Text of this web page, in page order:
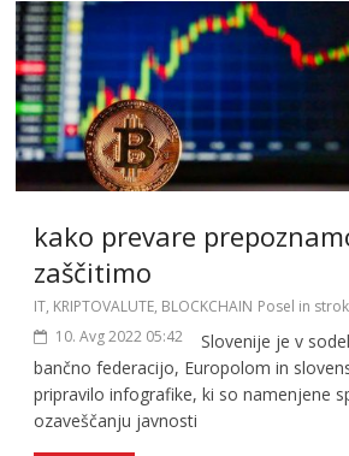
kako prevare
zaščitimo
IT, KRIPTOVALUTE, BLOCKCHAIN Posel in
10. Avg 2022 05:42
Slovenije je v
bančno federacijo, Europolom in
pripravilo infografike, ki so namenjene
ozaveščanju javnosti